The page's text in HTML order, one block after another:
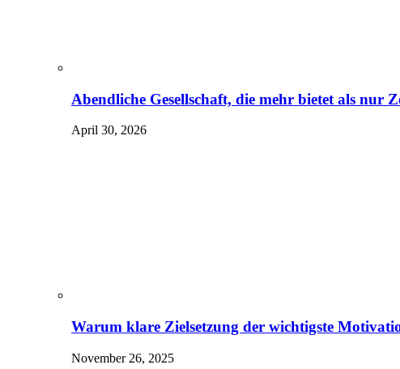
Abendliche Gesellschaft, die mehr bietet als nur
April 30, 2026
Warum klare Zielsetzung der wichtigste
November 26, 2025